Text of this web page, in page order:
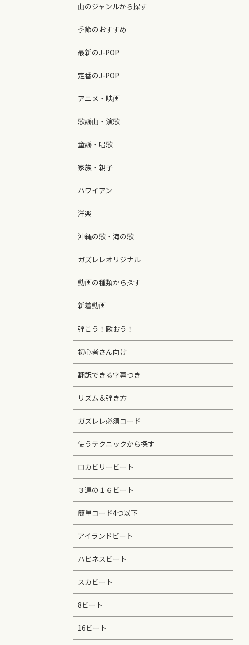
曲のジャンルから探す
季節のおすすめ
最新のJ-POP
定番のJ-POP
アニメ・映画
歌謡曲・演歌
童謡・唱歌
家族・親子
ハワイアン
洋楽
沖縄の歌・海の歌
ガズレレオリジナル
動画の種類から探す
新着動画
弾こう！歌おう！
初心者さん向け
翻訳できる字幕つき
リズム＆弾き方
ガズレレ必須コード
使うテクニックから探す
ロカビリービート
３連の１６ビート
簡単コード4つ以下
アイランドビート
ハピネスビート
スカビート
8ビート
16ビート